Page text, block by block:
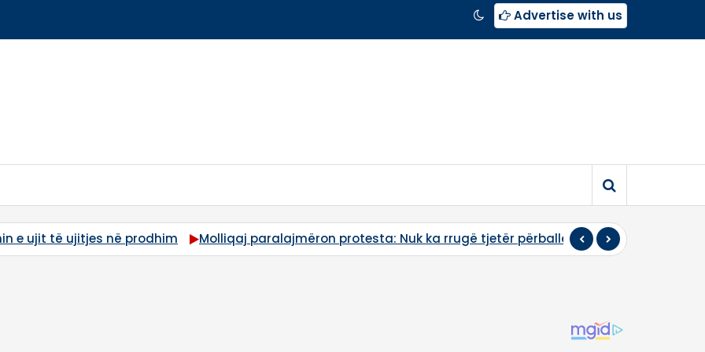
Advertise with us
rrugë tjetër përballë agjendës së Kurtit “I udhëhequr nga doktrina serbe”, Behrami për Kurtin: Durimi po